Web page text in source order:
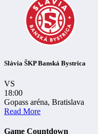
Slávia ŠKP Banská Bystrica
VS
18:00
Gopass aréna, Bratislava
Read More
Game Countdown